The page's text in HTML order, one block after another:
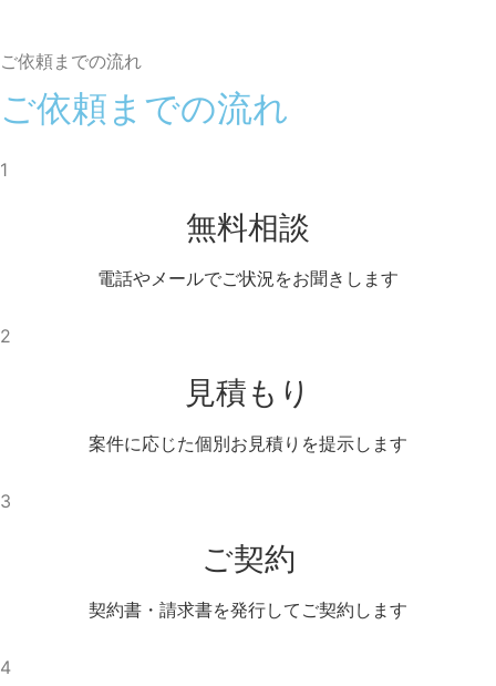
ご依頼までの流れ
ご依頼までの流れ
1
無料相談
電話やメールでご状況をお聞きします
2
見積もり
案件に応じた個別お見積りを提示します
3
ご契約
契約書・請求書を発行してご契約します
4